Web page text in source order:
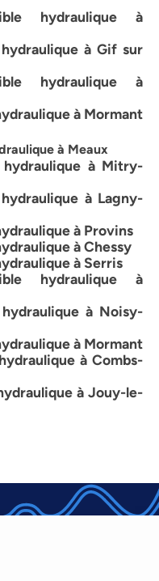
hydraulique à
à Gif sur
hydraulique à
à Mormant
à Meaux
hydraulique à Mitry-
à Lagny-
à Provins
à Chessy
à Serris
hydraulique à
à Noisy-
à Mormant
à Combs-
à Jouy-le-